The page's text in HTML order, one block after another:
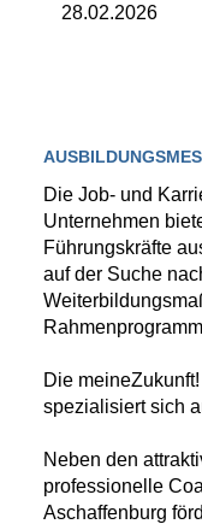
28.02.2026
Die Job- und
Unternehmen
Führungskräfte
auf der Suche
Die
spezialisiert sich
Neben den
professionelle
Aschaffenburg